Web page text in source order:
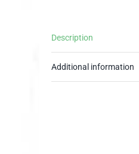
Description
Additional information